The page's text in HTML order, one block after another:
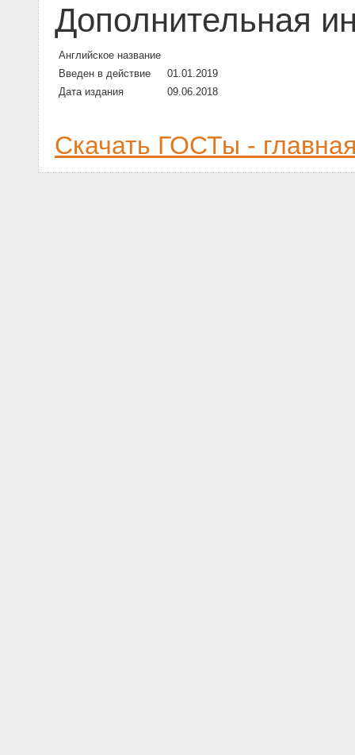
Дополнительная
Английское название
Введен в действие
01.01.2019
Дата издания
09.06.2018
Скачать ГОСТы -